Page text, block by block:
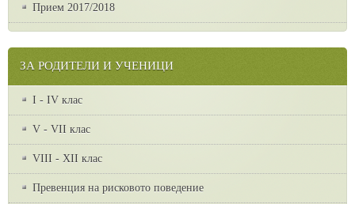
Прием 2017/2018
ЗА РОДИТЕЛИ И УЧЕНИЦИ
I - IV клас
V - VII клас
VІІІ - ХІІ клас
Превенция на рисковото поведение